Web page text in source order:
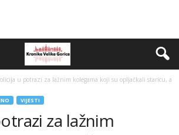
u potrazi za lažnim kolegama koji su opljačkali staricu, a
VIJESTI
za lažnim